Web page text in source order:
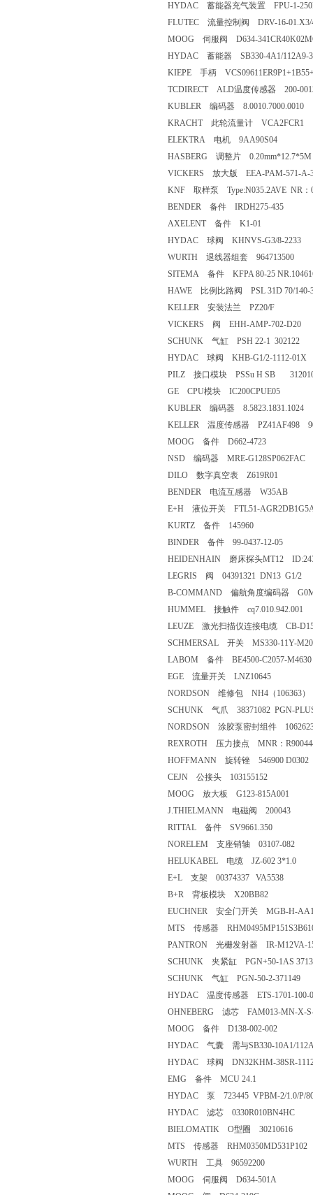
HYDAC 蓄能器充气装置 FPU-1-
FLUTEC 流量控制阀 DRV-16-01.X3/
MOOG 伺服阀 D634-
HYDAC 蓄能器 SB330-4A1/112A9-
KIEPE 手柄
TCDIRECT ALD温度传感器 200-
KUBLER 编码器 8.0010.7000.0010
KRACHT 此轮流量计 VCA2FCR1
ELEKTRA 电机 9AA90S04
HASBERG 调整片 0.20mm*12.7*5M
VICKERS 放大版 EEA-PAM-571-A-
KNF 取样泵 Type:N035.2AVE NR：
BENDER 备件 IRDH275-435
AXELENT 备件 K1-01
HYDAC 球阀 KHNVS-G3/8-2233
WURTH 退线器组套 964713500
SITEMA 备件 KFPA 80-25
HAWE 比例比路阀 PSL 31D 70/140-
KELLER 安装法兰 PZ20/F
VICKERS 阀 EHH-AMP-702-D20
SCHUNK 气缸 PSH 22-1 302122
HYDAC 球阀 KHB-G1/2-1112-01X
PILZ 接口模块 PSSu H SB
GE CPU模块 IC200CPUE05
KUBLER 编码器 8.5823.1831.1024
KELLER 温度传感器 PZ41AF498
MOOG 备件 D662-4723
NSD 编码器 MRE-G128SP062FAC
DILO 数字真空表 Z619R01
BENDER 电流互感器 W35AB
E+H 液位开关 FTL51-
KURTZ 备件 145960
BINDER 备件 99-0437-12-05
HEIDENHAIN 磨床探头MT12
LEGRIS 阀 04391321 DN13 G1/2
B-COMMAND 偏航角度编码器
HUMMEL 接触件 cq7.010.942.001
LEUZE 激光扫描仪连接电缆 CB-
SCHMERSAL 开关 MS330-11Y-
LABOM 备件 BE4500-C2057-M4630
EGE 流量开关 LNZ10645
NORDSON 维修包 NH4（106363）
SCHUNK 气爪 38371082 PGN-
NORDSON 涂胶泵密封组件
REXROTH 压力接点 MNR：
HOFFMANN 旋转锉 546900 D0302
CEJN 公接头 103155152
MOOG 放大板 G123-815A001
J.THIELMANN 电磁阀 200043
RITTAL 备件 SV9661.350
NORELEM 支座销轴 03107-082
HELUKABEL 电缆 JZ-602 3*1.0
E+L 支架 00374337 VA5538
B+R 背板模块 X20BB82
EUCHNER 安全门开关 MGB-H-
MTS 传感器
PANTRON 光栅发射器 IR-M12VA-
SCHUNK 夹紧缸 PGN+50-1AS
SCHUNK 气缸 PGN-50-2-371149
HYDAC 温度传感器 ETS-1701-100-
OHNEBERG 滤芯 FAM013-MN-X-
MOOG 备件 D138-002-002
HYDAC 气囊 需与SB330-10A1/
HYDAC 球阀 DN32KHM-38SR-
EMG 备件 MCU 24.1
HYDAC 泵 723445 VPBM-2/1.0/P/80/
HYDAC 滤芯 0330R010BN4HC
BIELOMATIK O型圈 30210616
MTS 传感器 RHM0350MD531P102
WURTH 工具 96592200
MOOG 伺服阀 D634-501A